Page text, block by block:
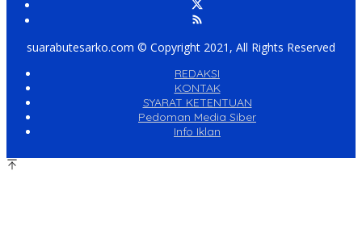
suarabutesarko.com © Copyright 2021, All Rights Reserved
REDAKSI
KONTAK
SYARAT KETENTUAN
Pedoman Media Siber
Info Iklan